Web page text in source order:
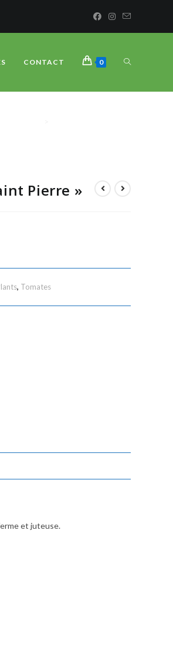
CONTACT 0
Pierre »
, Tomates
et juteuse.